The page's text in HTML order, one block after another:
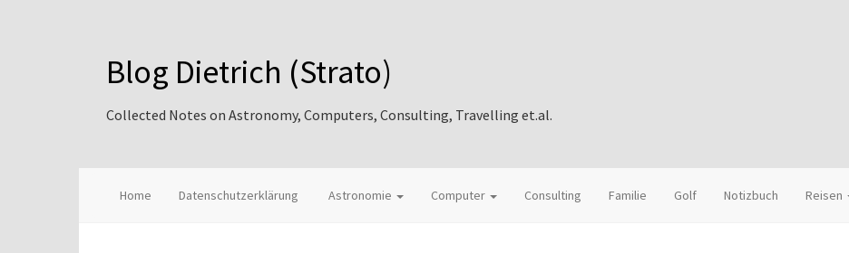
Blog Dietrich (Strato)
Collected Notes on Astronomy, Computers, Consulting, Travelling et.al.
Home Datenschutzerklärung Astronomie Computer Consulting Familie Golf Notizbuch Reisen